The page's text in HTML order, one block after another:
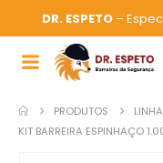
DR. ESPETO–
PRODUTOS
KIT BARREIRA ESPINHAÇO